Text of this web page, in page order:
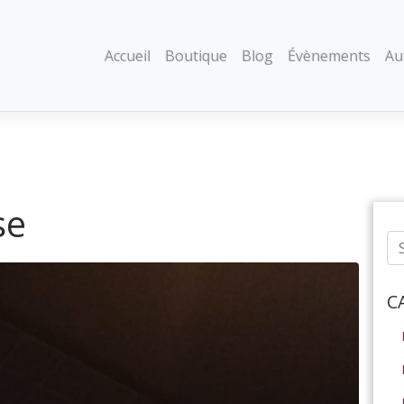
Accueil Boutique Blog Évènements